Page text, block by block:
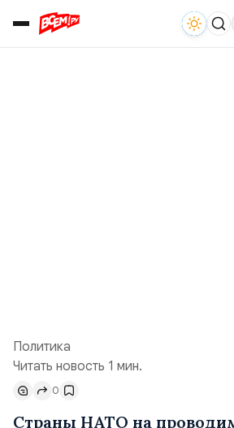
Политика
Читать новость 1 мин.
0
Страны НАТО на